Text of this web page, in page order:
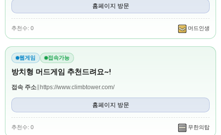
홈페이지 방문
추천수: 0 머드인생
웹게임 접속가능
방치형 머드게임 추천드려요~!
접속 주소 https://www.climbtower.com/
홈페이지 방문
추천수: 0 무한의탑